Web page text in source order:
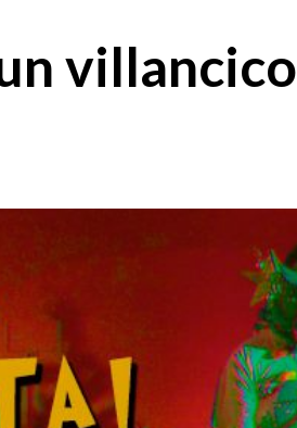
villancico